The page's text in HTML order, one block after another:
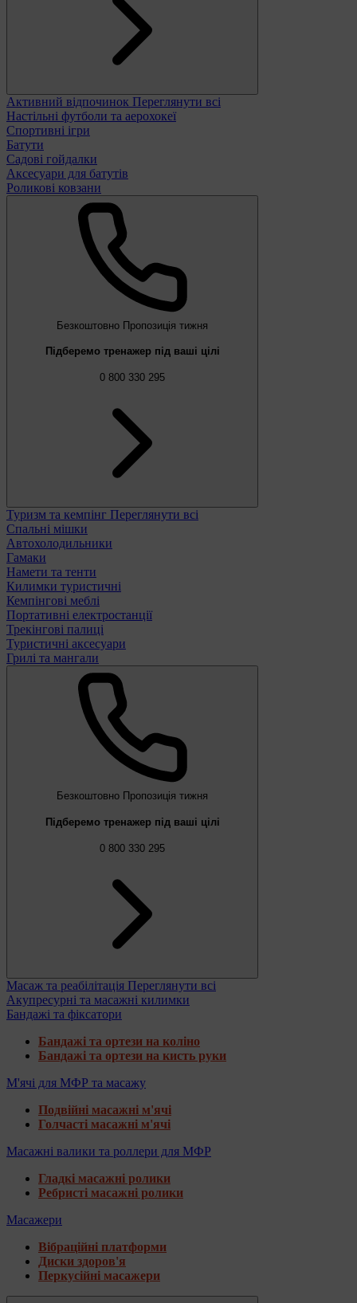
Активний відпочинок Переглянути всі
Настільні футболи та аерохокеї
Спортивні ігри
Батути
Садові гойдалки
Аксесуари для батутів
Роликові ковзани
Безкоштовно Пропозиція тижня
Підберемо тренажер під ваші цілі
0 800 330 295
Туризм та кемпінг Переглянути всі
Спальні мішки
Автохолодильники
Гамаки
Намети та тенти
Килимки туристичні
Кемпінгові меблі
Портативні електростанції
Трекінгові палиці
Туристичні аксесуари
Грилі та мангали
Безкоштовно Пропозиція тижня
Підберемо тренажер під ваші цілі
0 800 330 295
Масаж та реабілітація Переглянути всі
Акупресурні та масажні килимки
Бандажі та фіксатори
Бандажі та ортези на коліно
Бандажі та ортези на кисть руки
М'ячі для МФР та масажу
Подвійні масажні м'ячі
Голчасті масажні м'ячі
Масажні валики та роллери для МФР
Гладкі масажні ролики
Ребристі масажні ролики
Масажери
Вібраційні платформи
Диски здоров'я
Перкусійні масажери